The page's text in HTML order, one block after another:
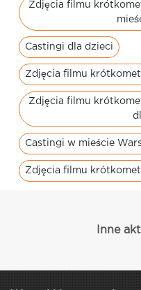
Zdjęcia filmu
Castingi dla dzieci
Zdjęcia filmu
Zdjęcia filmu
Castingi w mieście
Zdjęcia filmu
Inne